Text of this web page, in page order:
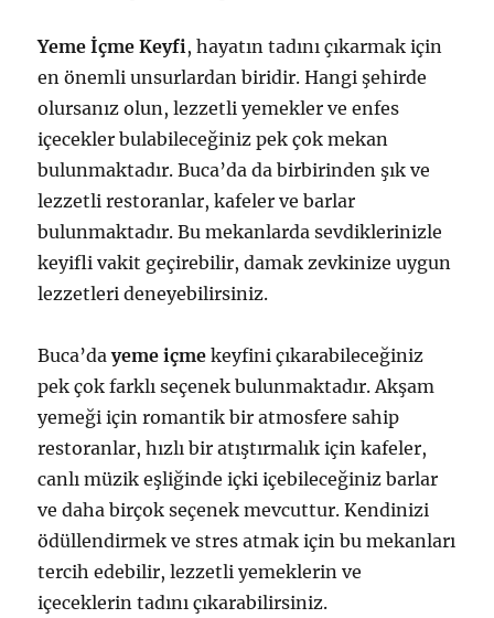
Yeme İçme Keyfi, hayatın tadını çıkarmak için
en önemli unsurlardan biridir. Hangi şehirde
olursanız olun, lezzetli yemekler ve enfes
içecekler bulabileceğiniz pek çok mekan
bulunmaktadır. Buca’da da birbirinden şık ve
lezzetli restoranlar, kafeler ve barlar
bulunmaktadır. Bu mekanlarda sevdiklerinizle
keyifli vakit geçirebilir, damak zevkinize uygun
lezzetleri deneyebilirsiniz.
Buca’dayeme içme keyfini çıkarabileceğiniz
pek çok farklı seçenek bulunmaktadır. Akşam
yemeği için romantik bir atmosfere sahip
restoranlar, hızlı bir atıştırmalık için kafeler,
canlı müzik eşliğinde içki içebileceğiniz barlar
ve daha birçok seçenek mevcuttur. Kendinizi
ödüllendirmek ve stres atmak için bu mekanları
tercih edebilir, lezzetli yemeklerin ve
içeceklerin tadını çıkarabilirsiniz.